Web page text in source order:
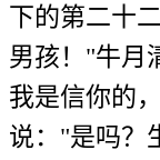
下的第二十
男孩！"牛月
我是信你的
说："是吗？